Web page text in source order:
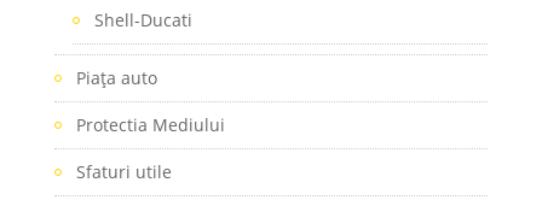
Shell-Ducati
Piaţa auto
Protectia Mediului
Sfaturi utile